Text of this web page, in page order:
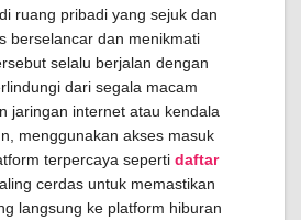
ruang pribadi yang sejuk dan
berselancar dan menikmati
selalu berjalan dengan
dari segala macam
jaringan internet atau kendala
menggunakan akses masuk
terpercaya seperti daftar
cerdas untuk memastikan
langsung ke platform hiburan